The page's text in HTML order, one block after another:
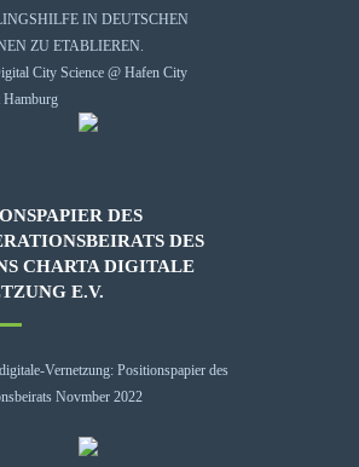
IN DEUTSCHEN
ZU ETABLIEREN.
DES
DES
CHARTA DIGITALE
E.V.